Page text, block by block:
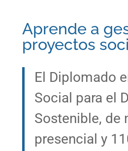
Aprende a
proyectos
El Diplomado
Social para el
Sostenible, de
presencial y